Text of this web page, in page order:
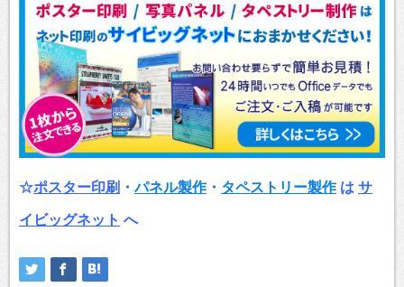
☆ポスター印刷 ・パネル製作・ タペストリー製作は サ
イビッグネット へ